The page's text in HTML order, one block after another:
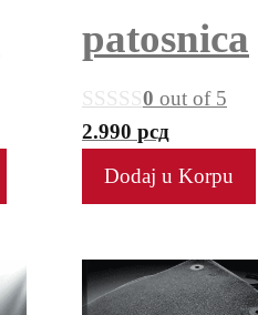
patosnica
0 out of 5
2.990 рсд
Dodaj u Korpu